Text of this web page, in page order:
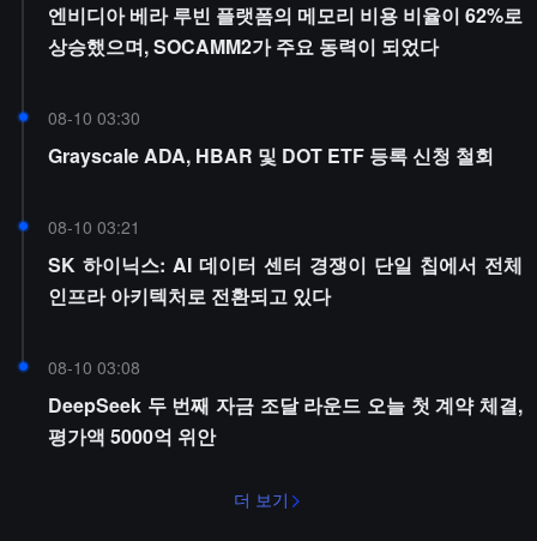
엔비디아 베라 루빈 플랫폼의 메모리 비용 비율이 62%로
상승했으며, SOCAMM2가 주요 동력이 되었다
08-10 03:30
Grayscale ADA, HBAR 및 DOT ETF 등록 신청 철회
08-10 03:21
SK 하이닉스: AI 데이터 센터 경쟁이 단일 칩에서 전체
인프라 아키텍처로 전환되고 있다
08-10 03:08
DeepSeek 두 번째 자금 조달 라운드 오늘 첫 계약 체결,
평가액 5000억 위안
더 보기